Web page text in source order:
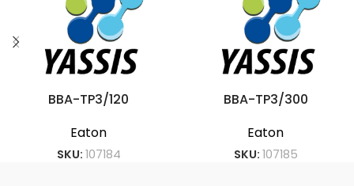
BBA-TP3/120
Eaton
SKU: 107184
BBA-TP3/300
Eaton
SKU: 107185